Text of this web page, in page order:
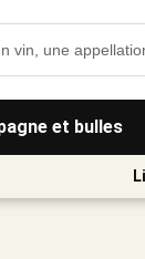
et bulles